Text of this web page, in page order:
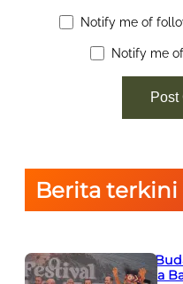
Notify me of
Notify me
Berita terkini
Semarak
PTA Papua